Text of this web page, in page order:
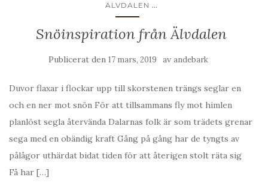
ÄLVDALEN ...
Snöinspiration från Älvdalen
Publicerat den 17 mars, 2019 av andebark
Duvor flaxar i flockar upp till skorstenen trängs seglar en
och en ner mot snön För att tillsammans fly mot himlen
planlöst segla återvända Dalarnas folk är som trädets grenar
sega med en obändig kraft Gång på gång har de tyngts av
pålågor uthärdat bidat tiden för att återigen stolt räta sig
Få har […]